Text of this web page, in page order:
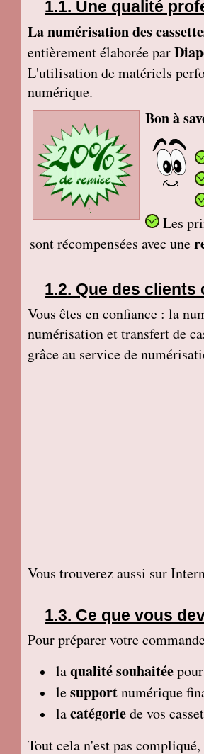
Une qualité
La numérisation des
entièrement élaborée par
L'utilisation de matériels
numérique.
Bon à
Les
sont récompensées avec une
Que des clients
Vous êtes en confiance : la
numérisation et transfert de
grâce au service de
Vous trouverez aussi sur
Ce que vous
Pour préparer votre
laqualité souhaitée
lesupportnumérique
lacatégoriede vos
Tout cela n'est pas compliqué,